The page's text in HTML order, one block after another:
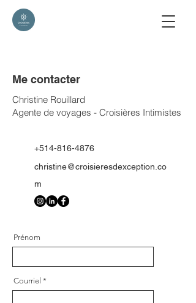
Me contacter
Christine Rouillard
Agente de voyages - Croisières Intimistes
+514-816-4876
christine@croisieresdexception.co
m
Prénom
Courriel